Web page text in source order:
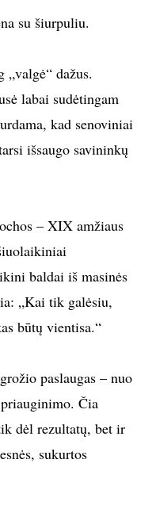
su šiurpuliu.
dažus.
labai sudėtingam
kad senoviniai
išsaugo savininkų
– XIX amžiaus
baldai iš masinės
„Kai tik galėsiu,
būtų vientisa.“
paslaugas – nuo
Čia
dėl rezultatų, bet ir
sukurtos